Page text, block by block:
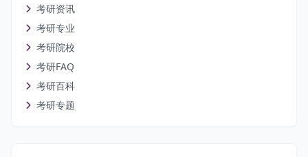
考研资讯
考研专业
考研院校
考研FAQ
考研百科
考研专题